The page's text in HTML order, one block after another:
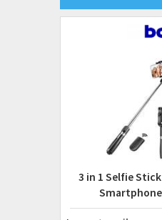
Ultron
3 in 1 Selfie